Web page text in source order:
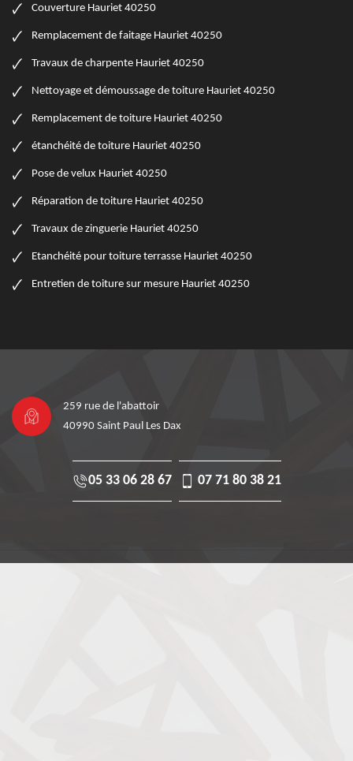
Couverture Hauriet 40250
Remplacement de faitage Hauriet 40250
Travaux de charpente Hauriet 40250
Nettoyage et démoussage de toiture Hauriet 40250
Remplacement de toiture Hauriet 40250
étanchéité de toiture Hauriet 40250
Pose de velux Hauriet 40250
Réparation de toiture Hauriet 40250
Travaux de zinguerie Hauriet 40250
Etanchéité pour toiture terrasse Hauriet 40250
Entretien de toiture sur mesure Hauriet 40250
259 rue de l'abattoir
40990 Saint Paul Les Dax
05 33 06 28 67 07 71 80 38 21